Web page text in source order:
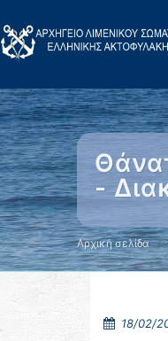
-
Αρχική σελίδα
18/02/